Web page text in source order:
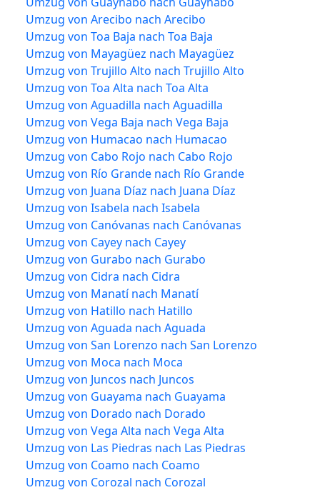
Umzug von Arecibo nach Arecibo
Umzug von Toa Baja nach Toa Baja
Umzug von Mayagüez nach Mayagüez
Umzug von Trujillo Alto nach Trujillo Alto
Umzug von Toa Alta nach Toa Alta
Umzug von Aguadilla nach Aguadilla
Umzug von Vega Baja nach Vega Baja
Umzug von Humacao nach Humacao
Umzug von Cabo Rojo nach Cabo Rojo
Umzug von Río Grande nach Río Grande
Umzug von Juana Díaz nach Juana Díaz
Umzug von Isabela nach Isabela
Umzug von Canóvanas nach Canóvanas
Umzug von Cayey nach Cayey
Umzug von Gurabo nach Gurabo
Umzug von Cidra nach Cidra
Umzug von Manatí nach Manatí
Umzug von Hatillo nach Hatillo
Umzug von Aguada nach Aguada
Umzug von San Lorenzo nach San Lorenzo
Umzug von Moca nach Moca
Umzug von Juncos nach Juncos
Umzug von Guayama nach Guayama
Umzug von Dorado nach Dorado
Umzug von Vega Alta nach Vega Alta
Umzug von Las Piedras nach Las Piedras
Umzug von Coamo nach Coamo
Umzug von Corozal nach Corozal